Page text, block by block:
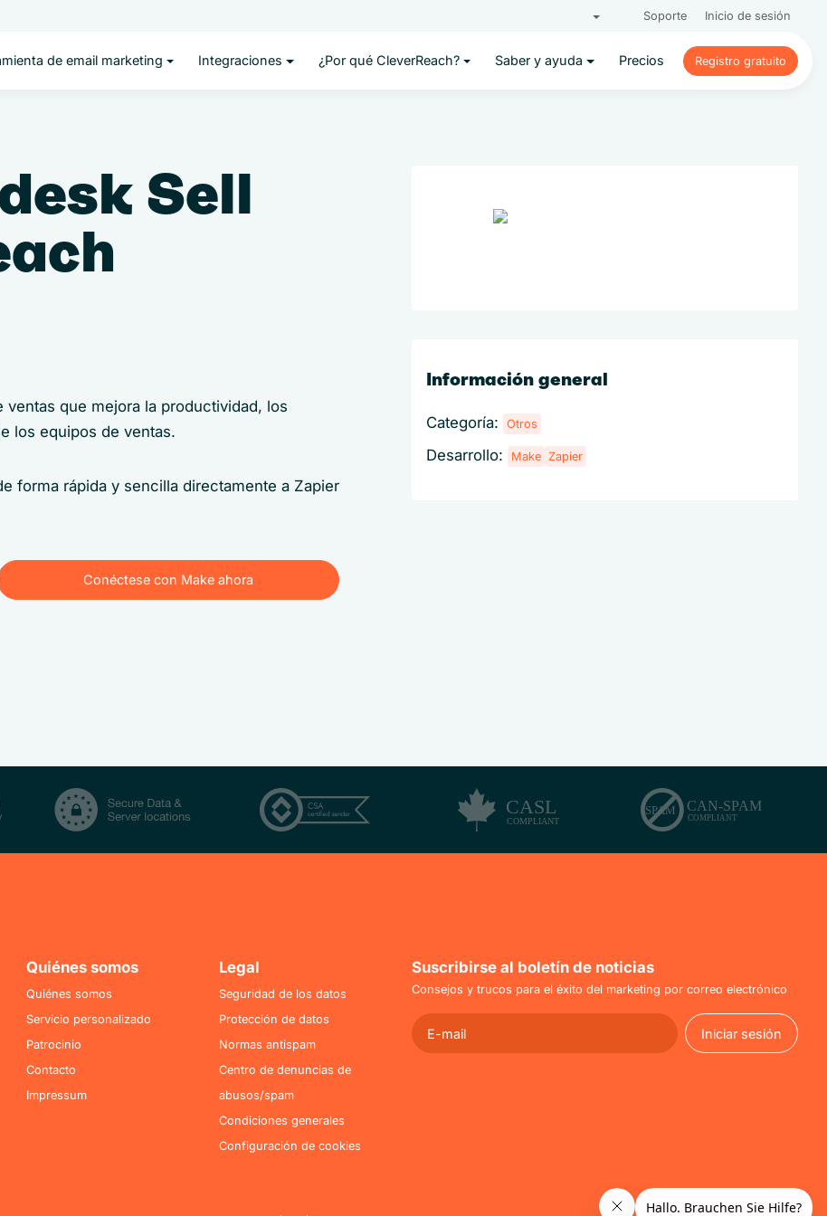
Soporte Inicio de sesión
de email marketing Integraciones ¿Por qué CleverReach? Saber y ayuda Precios
Registro gratuito
Registro gratuito
Sell
que mejora la productividad, los
los equipos de ventas.
forma rápida y sencilla directamente a Zapier
Conéctese con Make ahora
Información general
Categoría: Otros
Desarrollo: Make Zapier
Quiénes somos
Quiénes somos
Servicio personalizado
Patrocinio
Contacto
Impressum
Legal
Seguridad de los datos
Protección de datos
Normas antispam
Centro de denuncias de
abusos/spam
Condiciones generales
Configuración de cookies
Suscribirse al boletín de noticias
Consejos y trucos para el éxito del marketing por correo electrónico
Iniciar sesión
Iniciar sesión